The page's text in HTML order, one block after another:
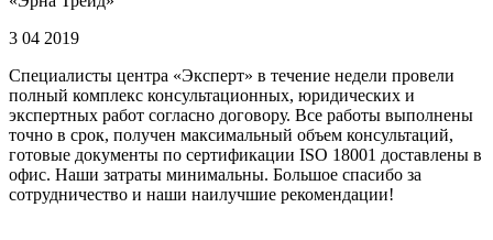
3 04 2019
Специалисты центра «Эксперт» в течение недели провели
полный комплекс консультационных, юридических и
экспертных работ согласно договору. Все работы выполнены
точно в срок, получен максимальный объем консультаций,
готовые документы по сертификации ISO 18001 доставлены в
офис. Наши затраты минимальны. Большое спасибо за
сотрудничество и наши наилучшие рекомендации!